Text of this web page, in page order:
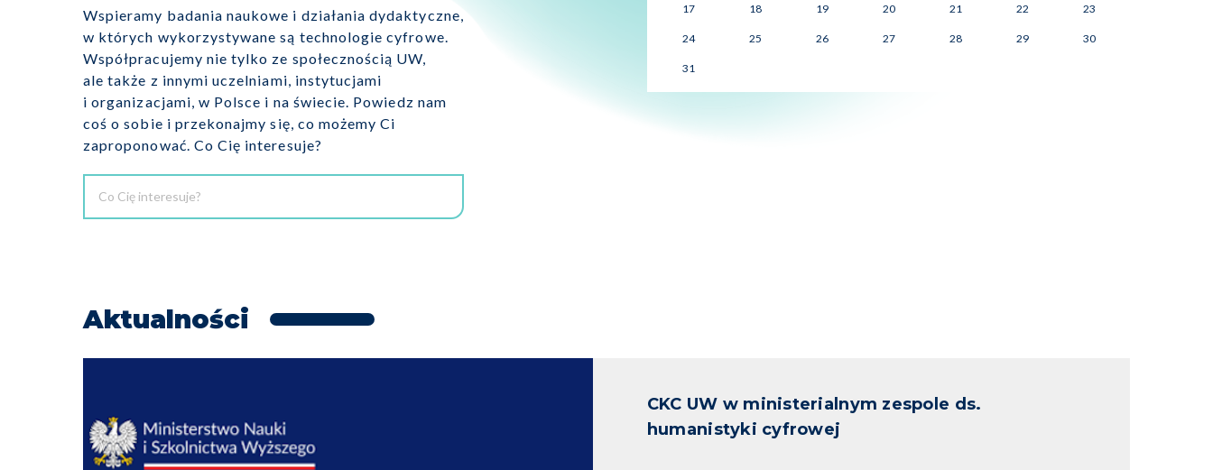
Wspieramy badania naukowe i działania dydaktyczne,
w których wykorzystywane są technologie cyfrowe.
Współpracujemy nie tylko ze społecznością UW,
ale także z innymi uczelniami, instytucjami
i organizacjami, w Polsce i na świecie. Powiedz nam
coś o sobie i przekonajmy się, co możemy Ci
zaproponować. Co Cię interesuje?
17 18 19 20 21 22 23
24 25 26 27 28 29 30
31
Aktualności
CKC UW w ministerialnym zespole ds.
humanistyki cyfrowej